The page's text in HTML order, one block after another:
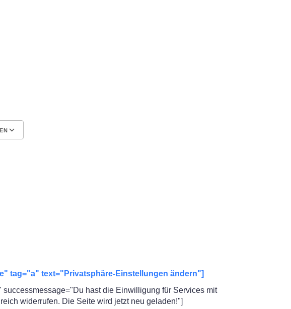
tag="a" text="Privatsphäre-Einstellungen ändern"]
hast die Einwilligung für Services mit
widerrufen. Die Seite wird jetzt neu geladen!"]